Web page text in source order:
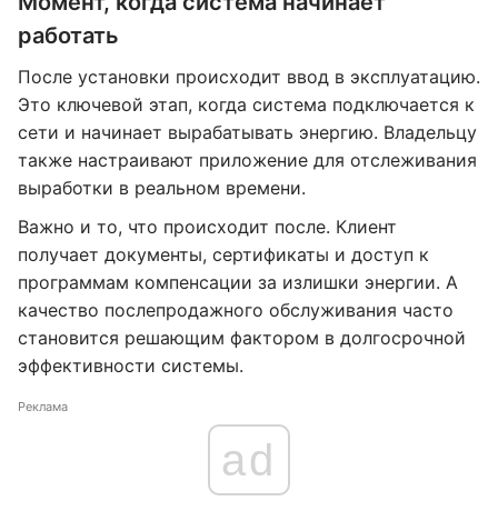
работать
После установки происходит ввод в эксплуатацию.
Это ключевой этап, когда система подключается к
сети и начинает вырабатывать энергию. Владельцу
также настраивают приложение для отслеживания
выработки в реальном времени.
Важно и то, что происходит после. Клиент
получает документы, сертификаты и доступ к
программам компенсации за излишки энергии. А
качество послепродажного обслуживания часто
становится решающим фактором в долгосрочной
эффективности системы.
Реклама
ad